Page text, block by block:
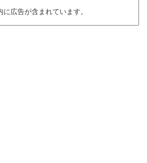
に広告が含まれています。